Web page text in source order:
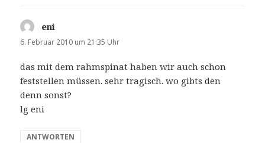
eni
6. Februar 2010 um 21:35 Uhr
das mit dem rahmspinat haben wir auch schon
feststellen müssen. sehr tragisch. wo gibts den
denn sonst?
lg eni
ANTWORTEN